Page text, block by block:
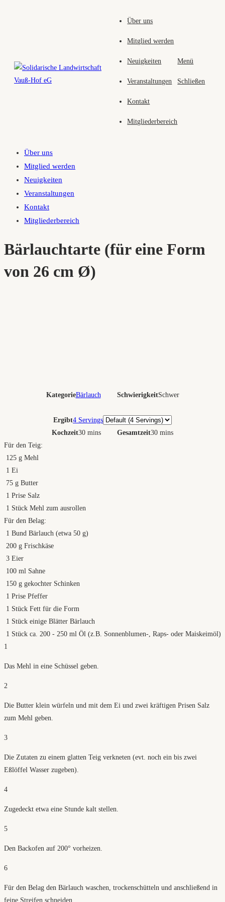
Über uns
Mitglied werden
Neuigkeiten
Veranstaltungen
Kontakt
Mitgliederbereich
Menü
Schließen
Über uns
Mitglied werden
Neuigkeiten
Veranstaltungen
Kontakt
Mitgliederbereich
Bärlauchtarte (für eine Form
von 26 cm Ø)
KategorieBärlauch SchwierigkeitSchwer
Ergibt4 ServingsPortionen
Kochzeit30 mins Gesamtzeit30 mins
Für den Teig:
125 g Mehl
1 Ei
75 g Butter
1 Prise Salz
1 Stück Mehl zum ausrollen
Für den Belag:
1 Bund Bärlauch (etwa 50 g)
200 g Frischkäse
3 Eier
100 ml Sahne
150 g gekochter Schinken
1 Prise Pfeffer
1 Stück Fett für die Form
1 Stück einige Blätter Bärlauch
1 Stück ca. 200 - 250 ml Öl (z.B. Sonnenblumen-, Raps- oder Maiskeimöl)
1
Das Mehl in eine Schüssel geben.
2
Die Butter klein würfeln und mit dem Ei und zwei kräftigen Prisen Salz
zum Mehl geben.
3
Die Zutaten zu einem glatten Teig verkneten (evt. noch ein bis zwei
Eßlöffel Wasser zugeben).
4
Zugedeckt etwa eine Stunde kalt stellen.
5
Den Backofen auf 200° vorheizen.
6
Für den Belag den Bärlauch waschen, trockenschütteln und anschließend in
feine Streifen schneiden.